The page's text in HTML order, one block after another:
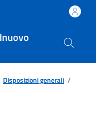
Disposizioni generali /